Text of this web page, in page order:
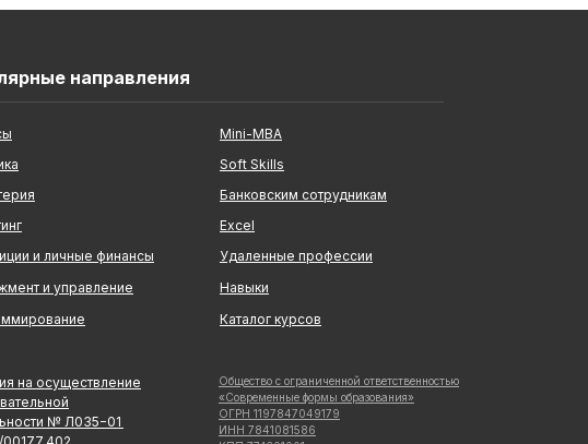
на осуществление
№ Л035−01
Общество с ограниченной ответственностью
«Современные формы образования»
ОГРН 1197847049179
ИНН 7841081586
направления
и личные финансы
и управление
Mini-MBA
Банковским сотрудникам
Soft Skills
Каталог курсов
Навыки
Удаленные профессии
Excel